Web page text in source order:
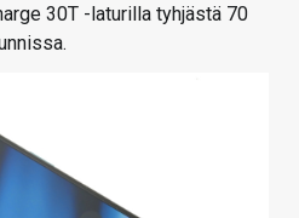
30T -laturilla tyhjästä 70